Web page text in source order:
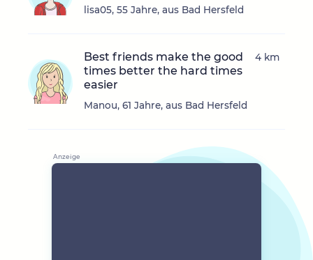
lisa05, 55 Jahre, aus Bad Hersfeld
Best friends make the good
times better the hard times
easier
Manou, 61 Jahre, aus Bad Hersfeld
4 km